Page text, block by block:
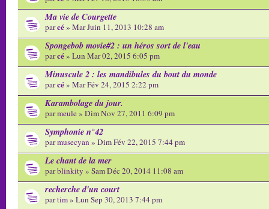
Ma vie de Courgette
parcé» Mar Juin 11, 2013 10:28 am
Spongebob movie#2 : un héros sort de l'eau
parcé» Lun Mar 02, 2015 6:05 pm
Minuscule 2 : les mandibules du bout du monde
parcé» Mar Fév 24, 2015 2:22 pm
Karambolage du jour.
parmeule» Dim Nov 27, 2011 6:09 pm
Symphonie n°42
parmusecyan » Dim Fév 22, 2015 7:44 pm
Le chant de la mer
parblinkity » Sam Déc 20, 2014 11:08 am
recherche d'un court
partim» Lun Sep 30, 2013 7:44 pm